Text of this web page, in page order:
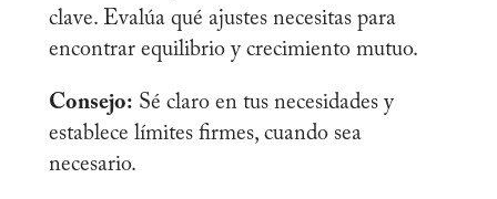
clave. Evalúa qué ajustes necesitas para
encontrar equilibrio y crecimiento mutuo.
Consejo: Sé claro en tus necesidades y
establece límites firmes, cuando sea
necesario.